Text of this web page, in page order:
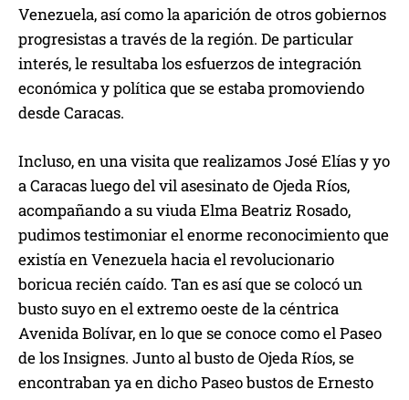
Venezuela, así como la aparición de otros gobiernos
progresistas a través de la región. De particular
interés, le resultaba los esfuerzos de integración
económica y política que se estaba promoviendo
desde Caracas.
Incluso, en una visita que realizamos José Elías y yo
a Caracas luego del vil asesinato de Ojeda Ríos,
acompañando a su viuda Elma Beatriz Rosado,
pudimos testimoniar el enorme reconocimiento que
existía en Venezuela hacia el revolucionario
boricua recién caído. Tan es así que se colocó un
busto suyo en el extremo oeste de la céntrica
Avenida Bolívar, en lo que se conoce como el Paseo
de los Insignes. Junto al busto de Ojeda Ríos, se
encontraban ya en dicho Paseo bustos de Ernesto